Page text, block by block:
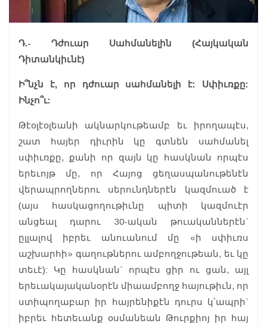
Դ.- Դժուար Սահմանելին (Հայկական
Դիտանկիւնէ)
Ի՞նչն է, որ դժուար սահմանելի է: Սփիւռքը:
Ինչո՞ւ:
Թէօլէօլեանի ակնարկութեամբ եւ իրողապէս,
շատ հայեր դիւրին կը գտնեն սահմանել
սփիւռքը, քանի որ զայն կը հասկնան որպէս
երեւոյթ մը, որ Հայոց ցեղասպանութենէն
վերապրողներու սերունդներէն կազմուած է
(այս հասկացողութիւնը պիտի կազմուէր
անցեալ դարու 30-ական թուականներէն`
ըլլալով իբրեւ անուանում մը «ի սփիւռս
աշխարհի» գաղութներու ամբողջութեան, եւ կը
տեւէ): Կը հասկնան` որպէս ցիր ու ցան, այլ
երեւակայականօրէն միաամբողջ հայութիւն, որ
ստիպողաբար իր հայրենիքէն դուրս կ՛ապրի`
իբրեւ հետեւանք օսմանեան Թուրքիոյ իր հայ